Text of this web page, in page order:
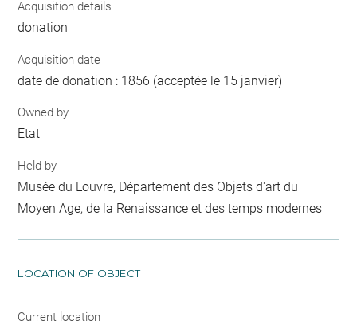
Acquisition details
donation
Acquisition date
date de donation : 1856 (acceptée le 15 janvier)
Owned by
Etat
Held by
Musée du Louvre, Département des Objets d'art du
Moyen Age, de la Renaissance et des temps modernes
LOCATION OF OBJECT
Current location